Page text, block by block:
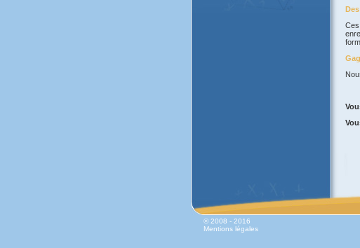
© 2008 - 2016
Mentions légales